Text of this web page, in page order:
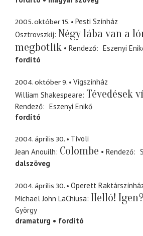
2005. október 15.
Pesti Színház
Osztrovszkij Négy lába van a
megbotlik
Rendező
Eszenyi
fordító
2004. október 9.
Vígszínház
William Shakespeare Tévedések
Rendező
Eszenyi Enikő
fordító
2004. április 30.
Tivoli
Jean Anouilh Colombe Rendező
dalszöveg
2004. április 30.
Operett
Michael John LaChiusa Helló!
György
dramaturg
fordító